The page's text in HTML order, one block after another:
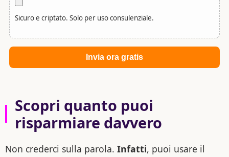
Sicuro e criptato. Solo per uso consulenziale.
Scopri quanto puoi
risparmiare davvero
Non crederci sulla parola. Infatti, puoi usare il